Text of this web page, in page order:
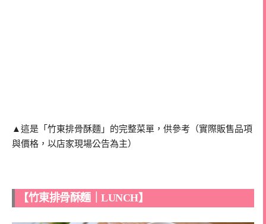
▲這是「竹東排骨酥麵」的完整菜單，供參考（實際販售品項
與價格，以店家現場公告為主）
【竹東排骨酥麵｜LUNCH】